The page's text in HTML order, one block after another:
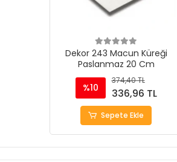
Dekor 243 Macun Küreği
Paslanmaz 20 Cm
%10
374,40 TL
336,96 TL
Sepete Ekle